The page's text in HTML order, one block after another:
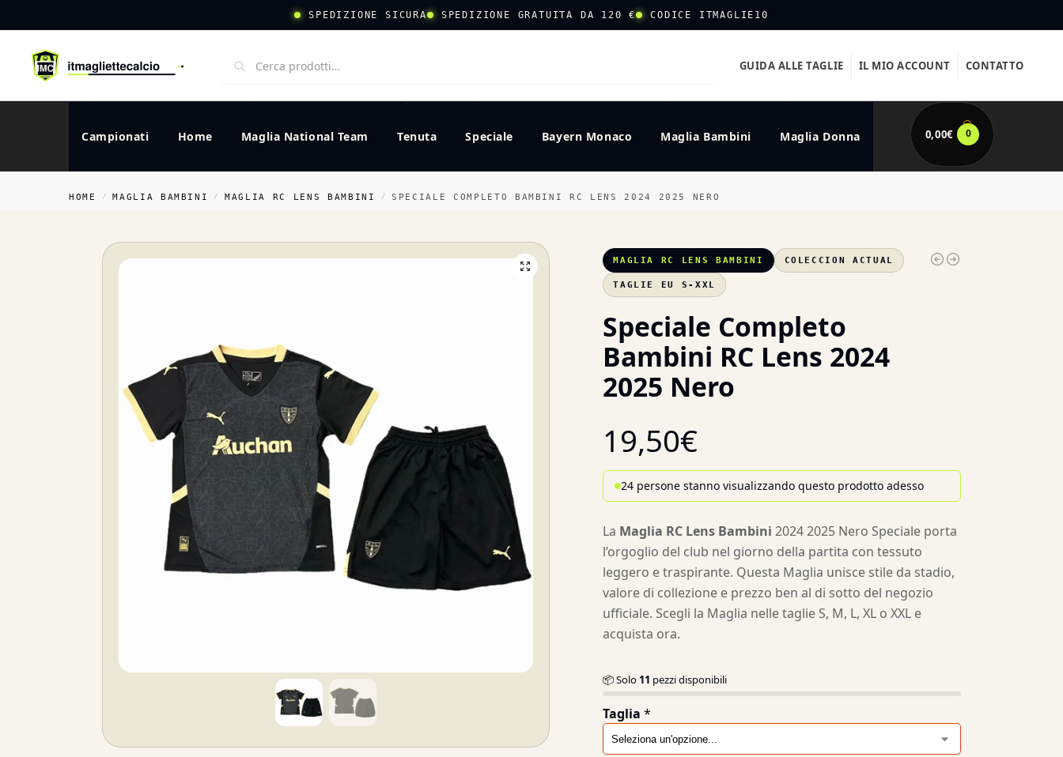
SPEDIZIONE SICURA SPEDIZIONE GRATUITA DA 120 € CODICE ITMAGLIE10
GUIDA ALLE TAGLIE IL MIO ACCOUNT CONTATTO
Campionati Home Maglia National Team Tenuta Speciale Bayern Monaco Maglia Bambini Maglia Donna 0,00€ 0
HOME / MAGLIA BAMBINI / MAGLIA RC LENS BAMBINI / SPECIALE COMPLETO BAMBINI RC LENS 2024 2025 NERO
MAGLIA RC LENS BAMBINI COLECCION ACTUAL
TAGLIE EU S-XXL
Speciale Completo
Bambini RC Lens 2024
2025 Nero
19,50€
24 persone stanno visualizzando questo prodotto adesso
La Maglia RC Lens Bambini 2024 2025 Nero Speciale porta
l’orgoglio del club nel giorno della partita con tessuto
leggero e traspirante. Questa Maglia unisce stile da stadio,
valore di collezione e prezzo ben al di sotto del negozio
ufficiale. Scegli la Maglia nelle taglie S, M, L, XL o XXL e
acquista ora.
📦 Solo 11 pezzi disponibili
Taglia *